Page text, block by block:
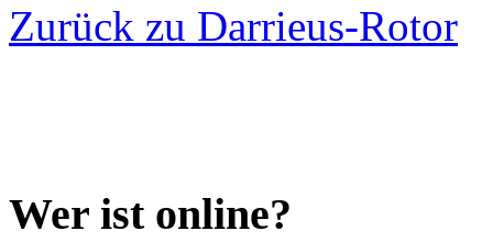
Zurück zu Darrieus-Rotor
Wer ist online?